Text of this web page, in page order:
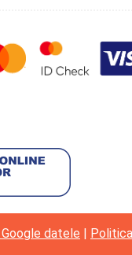
datele |